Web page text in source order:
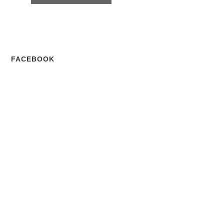
FACEBOOK